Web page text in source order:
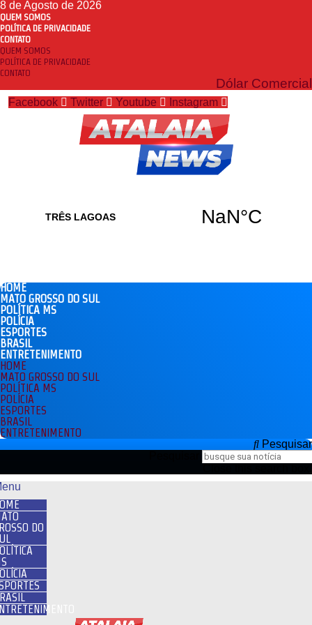
8 de Agosto de 2026
QUEM SOMOS
POLÍTICA DE PRIVACIDADE
CONTATO
QUEM SOMOS
POLÍTICA DE PRIVACIDADE
CONTATO
Dólar Comercial
Facebook Twitter Youtube Instagram
HOME
MATO GROSSO DO SUL
POLÍTICA MS
POLÍCIA
ESPORTES
BRASIL
ENTRETENIMENTO
HOME
MATO GROSSO DO SUL
POLÍTICA MS
POLÍCIA
ESPORTES
BRASIL
ENTRETENIMENTO
Pesquisar
DO